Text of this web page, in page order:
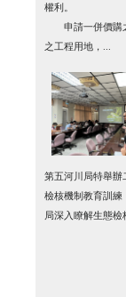
權利。
申請一併價購之
之工程用地，...
第五河川局特舉辦
檢核機制教育訓練
局深入瞭解生態檢